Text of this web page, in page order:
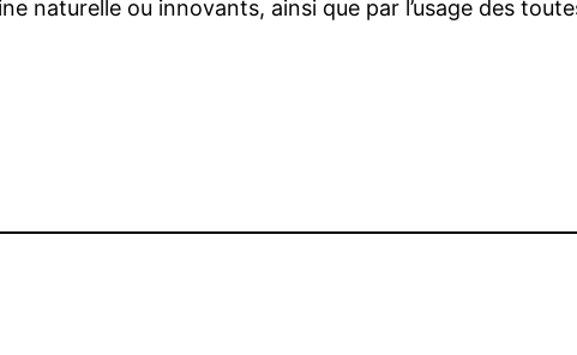
naturelle ou innovants, ainsi que par l’usage des